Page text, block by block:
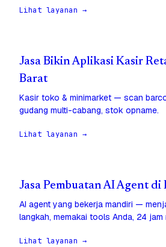
Lihat layanan →
Jasa Bikin Aplikasi Kasir
Barat
Kasir toko & minimarket — scan
gudang multi-cabang, stok opname.
Lihat layanan →
Jasa Pembuatan AI Agent
AI agent yang bekerja mandiri —
langkah, memakai tools Anda, 24
Lihat layanan →